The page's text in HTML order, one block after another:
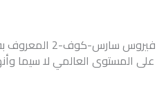
يثير ظهور نسختين
المستوى العالمي لا سيما